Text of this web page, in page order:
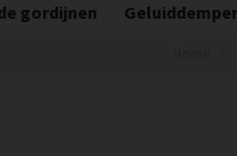
gordijnen